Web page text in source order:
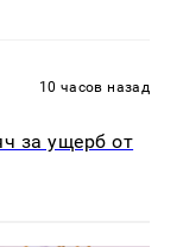
10 часов назад
за ущерб от